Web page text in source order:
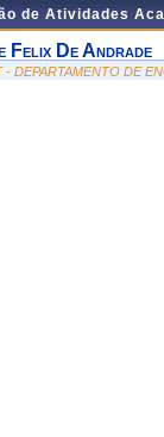
de Atividades
Felix De Andrade
- DEPARTAMENTO DE